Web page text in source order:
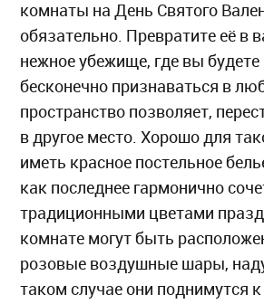
комнаты на День Святого
обязательно. Превратите её в
нежное убежище, где вы будете
бесконечно признаваться в
пространство позволяет,
в другое место. Хорошо для
иметь красное постельное
как последнее гармонично
традиционными цветами
комнате могут быть
розовые воздушные шары,
таком случае они поднимутся к